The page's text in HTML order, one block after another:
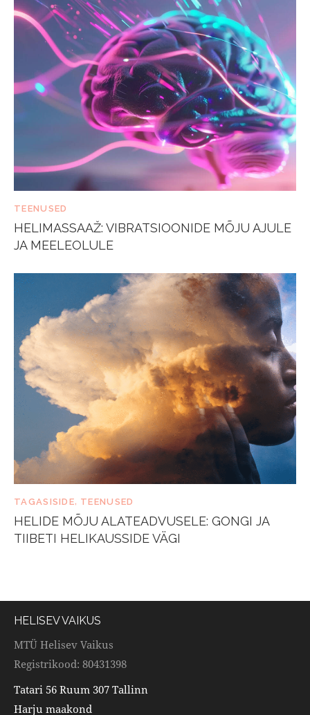
TEENUSED
HELIMASSAAŽ: VIBRATSIOONIDE MÕJU AJULE
JA MEELEOLULE
TAGASISIDE, TEENUSED
HELIDE MÕJU ALATEADVUSELE: GONGI JA
TIIBETI HELIKAUSSIDE VÄGI
HELISEV VAIKUS
MTÜ Helisev Vaikus
Registrikood: 80431398
Tatari 56 Ruum 307 Tallinn
Harju maakond